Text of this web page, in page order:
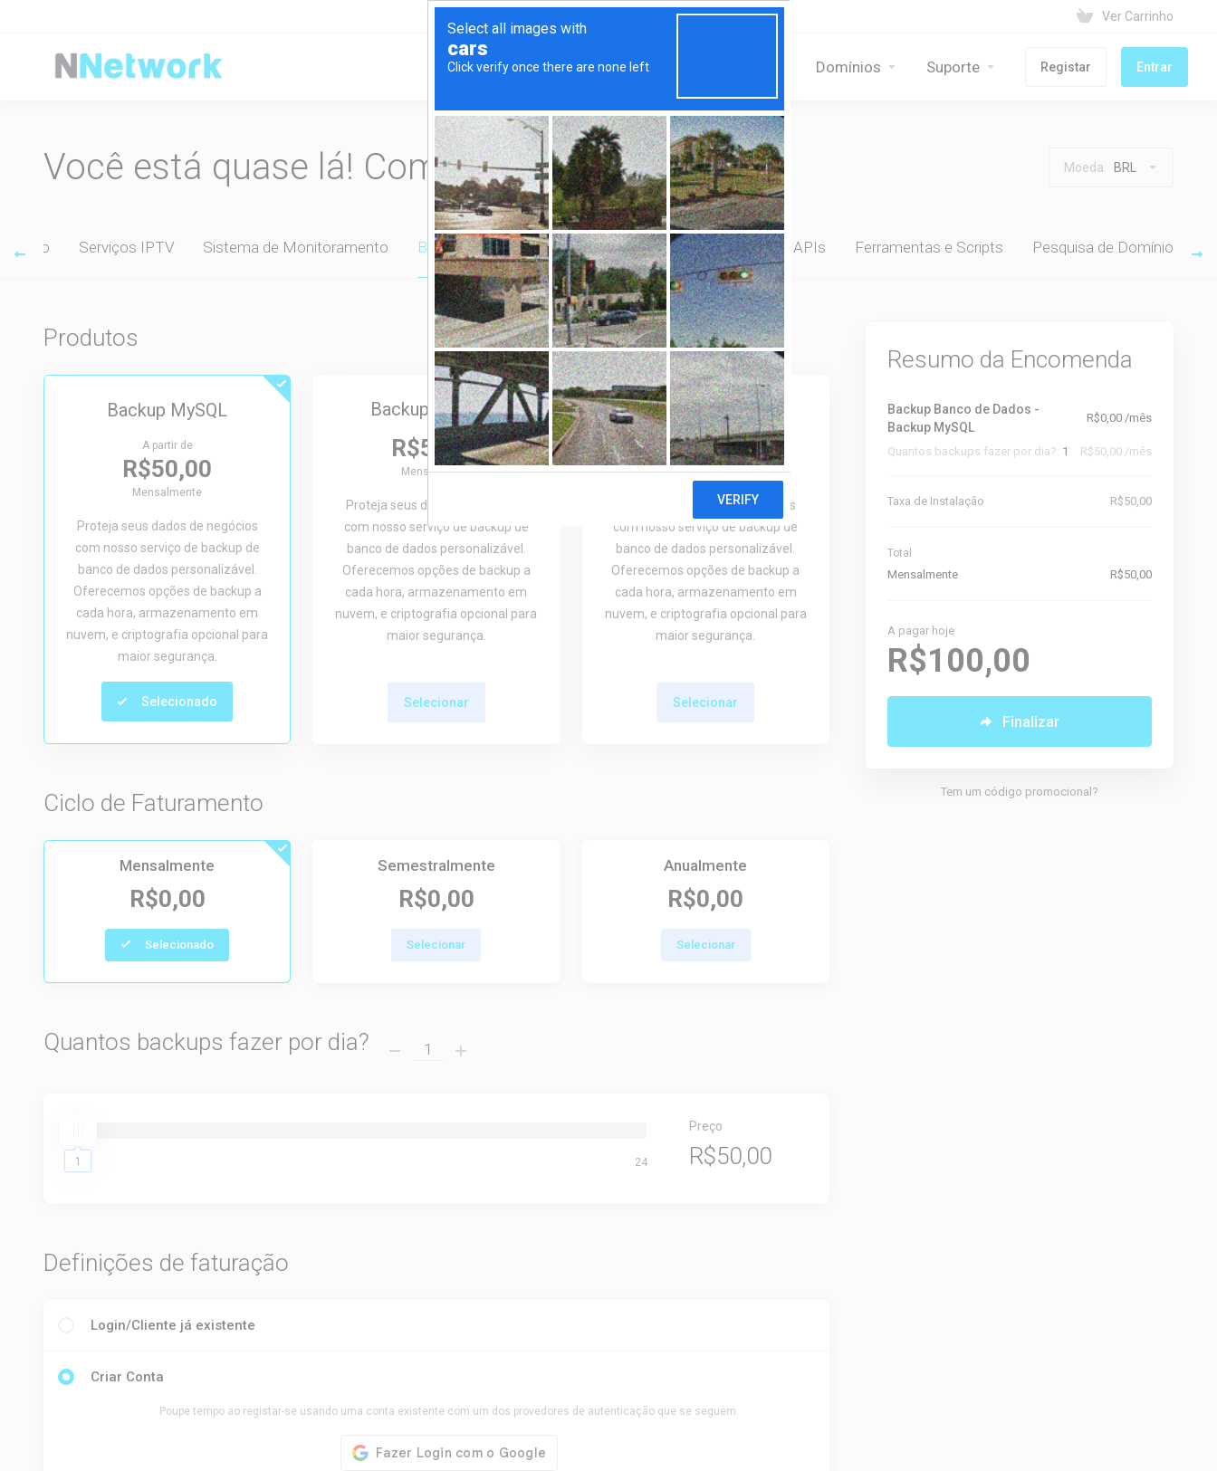
Ver Carrinho
Home Domínios Suporte Registar Entrar
Você está quase lá! Complete seu pedido Moeda: BRL
Pro Serviços IPTV Sistema de Monitoramento Backup Banco de Dados Sistema de Atendimento e APIs Ferramentas e Scripts Pesquisa de Domínio
Produtos
Backup MySQL
A partir de
R$50,00
Mensalmente
Proteja seus dados de negócios
com nosso serviço de backup de
banco de dados personalizável.
Oferecemos opções de backup a
cada hora, armazenamento em
nuvem, e criptografia opcional para
maior segurança.
Selecionado
Backup Iniciante
R$50,00
Mensalmente
Proteja seus dados de negócios
com nosso serviço de backup de
banco de dados personalizável.
Oferecemos opções de backup a
cada hora, armazenamento em
nuvem, e criptografia opcional para
maior segurança.
Selecionar
Backup Profissional
R$149,90
Mensalmente
Proteja seus dados de negócios
com nosso serviço de backup de
banco de dados personalizável.
Oferecemos opções de backup a
cada hora, armazenamento em
nuvem, e criptografia opcional para
maior segurança.
Selecionar
Ciclo de Faturamento
Mensalmente
R$0,00
Selecionado
Semestralmente
R$0,00
Selecionar
Anualmente
R$0,00
Selecionar
Quantos backups fazer por dia?
1 24
Preço
R$50,00
Definições de faturação
Login/Cliente já existente
Criar Conta
Poupe tempo ao registar-se usando uma conta existente com um dos provedores de autenticação que se seguem.
Resumo da Encomenda
Backup Banco de Dados -
Backup MySQL
R$0,00 /mês
Quantos backups fazer por dia?: 1 R$50,00 /mês
Taxa de Instalação R$50,00
Total
Mensalmente R$50,00
A pagar hoje
R$100,00
Finalizar
Tem um código promocional?